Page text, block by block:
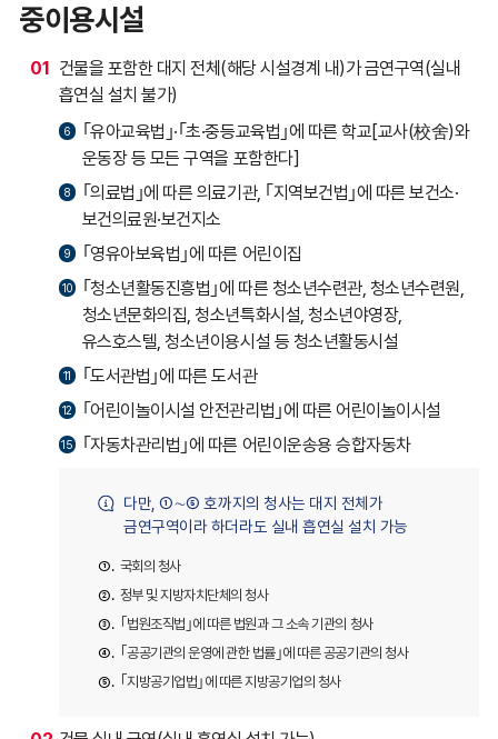
중이용시설
01 건물을 포함한 대지 전체(해당 시설경계 내)가 금연구역(실내
흡연실 설치 불가)
6
｢유아교육법｣·｢초·중등교육법｣에 따른 학교[교사(校舍)와
운동장 등 모든 구역을 포함한다]
8
｢의료법｣에 따른 의료기관, ｢지역보건법｣에 따른 보건소·
보건의료원·보건지소
9 ｢영유아보육법｣에 따른 어린이집
10
｢청소년활동진흥법｣에 따른 청소년수련관, 청소년수련원,
청소년문화의집, 청소년특화시설, 청소년야영장,
유스호스텔, 청소년이용시설 등 청소년활동시설
11 ｢도서관법｣에 따른 도서관
12 ｢어린이놀이시설 안전관리법｣에 따른 어린이놀이시설
15 ｢자동차관리법｣에 따른 어린이운송용 승합자동차
다만, ①∼⑤ 호까지의 청사는 대지 전체가
금연구역이라 하더라도 실내 흡연실 설치 가능
① 국회의 청사
② 정부 및 지방자치단체의 청사
③
｢법원조직법｣에 따른 법원과 그 소속 기관의 청사
④
｢공공기관의 운영에 관한 법률｣에 따른 공공기관의 청사
⑤
｢지방공기업법｣에 따른 지방공기업의 청사